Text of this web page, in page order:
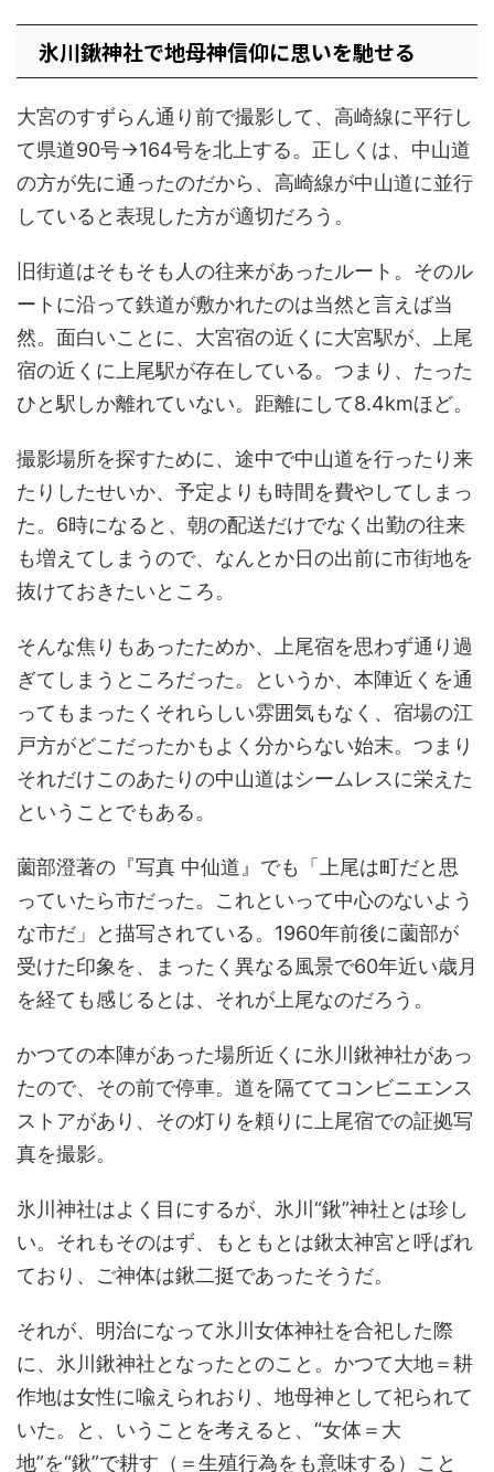
氷川鍬神社で地母神信仰に思いを馳せる
大宮のすずらん通り前で撮影して、高崎線に平行し
て県道90号→164号を北上する。正しくは、中山道
の方が先に通ったのだから、高崎線が中山道に並行
していると表現した方が適切だろう。
旧街道はそもそも人の往来があったルート。そのル
ートに沿って鉄道が敷かれたのは当然と言えば当
然。面白いことに、大宮宿の近くに大宮駅が、上尾
宿の近くに上尾駅が存在している。つまり、たった
ひと駅しか離れていない。距離にして8.4kmほど。
撮影場所を探すために、途中で中山道を行ったり来
たりしたせいか、予定よりも時間を費やしてしまっ
た。6時になると、朝の配送だけでなく出勤の往来
も増えてしまうので、なんとか日の出前に市街地を
抜けておきたいところ。
そんな焦りもあったためか、上尾宿を思わず通り過
ぎてしまうところだった。というか、本陣近くを通
ってもまったくそれらしい雰囲気もなく、宿場の江
戸方がどこだったかもよく分からない始末。つまり
それだけこのあたりの中山道はシームレスに栄えた
ということでもある。
薗部澄著の『写真 中仙道』でも「上尾は町だと思
っていたら市だった。これといって中心のないよう
な市だ」と描写されている。1960年前後に薗部が
受けた印象を、まったく異なる風景で60年近い歳月
を経ても感じるとは、それが上尾なのだろう。
かつての本陣があった場所近くに氷川鍬神社があっ
たので、その前で停車。道を隔ててコンビニエンス
ストアがあり、その灯りを頼りに上尾宿での証拠写
真を撮影。
氷川神社はよく目にするが、氷川“鍬”神社とは珍し
い。それもそのはず、もともとは鍬太神宮と呼ばれ
ており、ご神体は鍬二挺であったそうだ。
それが、明治になって氷川女体神社を合祀した際
に、氷川鍬神社となったとのこと。かつて大地＝耕
作地は女性に喩えられおり、地母神として祀られて
いた。と、いうことを考えると、“女体＝大
地”を“鍬”で耕す（＝生殖行為をも意味する）こと